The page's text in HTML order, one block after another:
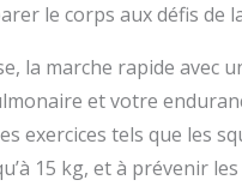
le corps aux défis de
la marche rapide avec
et votre
exercices tels que les
15 kg, et à prévenir